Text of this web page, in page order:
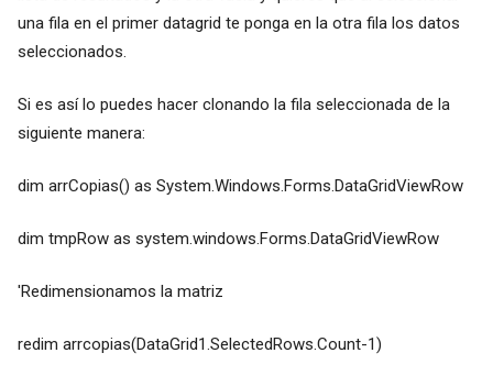
una fila en el primer datagrid te ponga en la otra fila los datos
seleccionados.
Si es así lo puedes hacer clonando la fila seleccionada de la
siguiente manera:
dim arrCopias() as System.Windows.Forms.DataGridViewRow
dim tmpRow as system.windows.Forms.DataGridViewRow
'Redimensionamos la matriz
redim arrcopias(DataGrid1.SelectedRows.Count-1)